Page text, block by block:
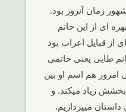
زمان آنروز بود.
ای از این حاتم
از قبایل اعراب بود
طایی یعنی حاتمی
هم اسم او بین
زیاد میکند. و
داستان میپردازیم.